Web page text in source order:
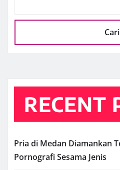
Cari
RECENT
Pria di Medan Diamankan
Pornografi Sesama Jenis